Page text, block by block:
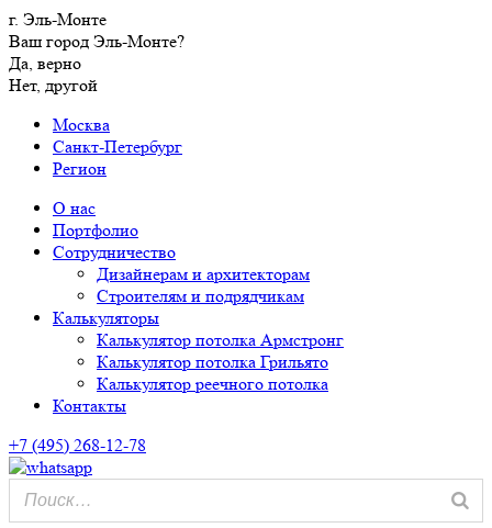
г. Эль-Монте
Ваш город Эль-Монте?
Да, верно
Нет, другой
Москва
Санкт-Петербург
Регион
О нас
Портфолио
Сотрудничество
Дизайнерам и архитекторам
Строителям и подрядчикам
Калькуляторы
Калькулятор потолка Армстронг
Калькулятор потолка Грильято
Калькулятор реечного потолка
Контакты
+7 (495) 268-12-78